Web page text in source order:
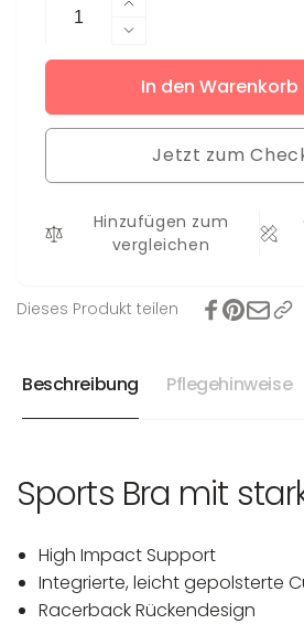
Erhöhe
die
Menge
für
BH
Tropical
Verringere
die
Menge
für
Sport-
BH
Tropical
In den Warenkorb
Jetzt zum
Hinzufügen zum
vergleichen
Dieses Produkt teilen
Beschreibung Pflegehinweise
Sports Bra mit
High Impact Support
Integrierte, leicht gepolsterte
Racerback Rückendesign